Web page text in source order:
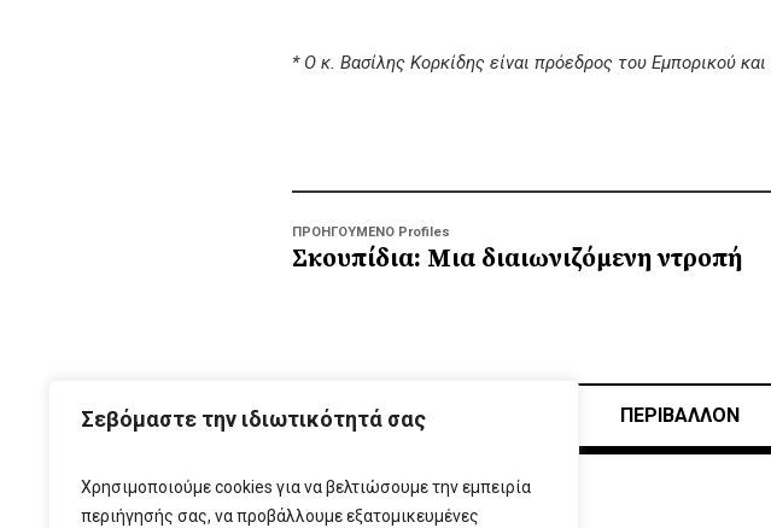
Σεβόμαστε την ιδιωτικότητά σας
Χρησιμοποιούμε cookies για να βελτιώσουμε την εμπειρία
περιήγησής σας, να προβάλλουμε εξατομικευμένες
* Ο κ. Βασίλης Κορκίδης είναι πρόεδρος του Εμπορικού
ΠΡΟΗΓΟΥΜΕΝΟ Profiles
Σκουπίδια: Μια διαιωνιζόμενη ντροπή
ΠΕΡΙΒΑΛΛΟΝ